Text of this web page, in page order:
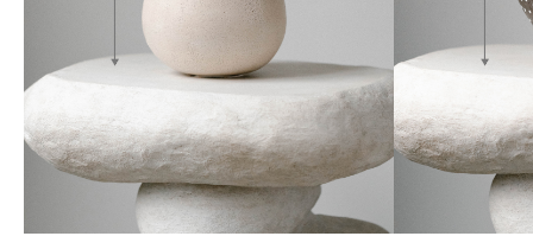
О нас
Авторские букеты
Вакансии
Моно-букеты
Корзины цветов
Цветочный
Свадебные букеты Инструкция по